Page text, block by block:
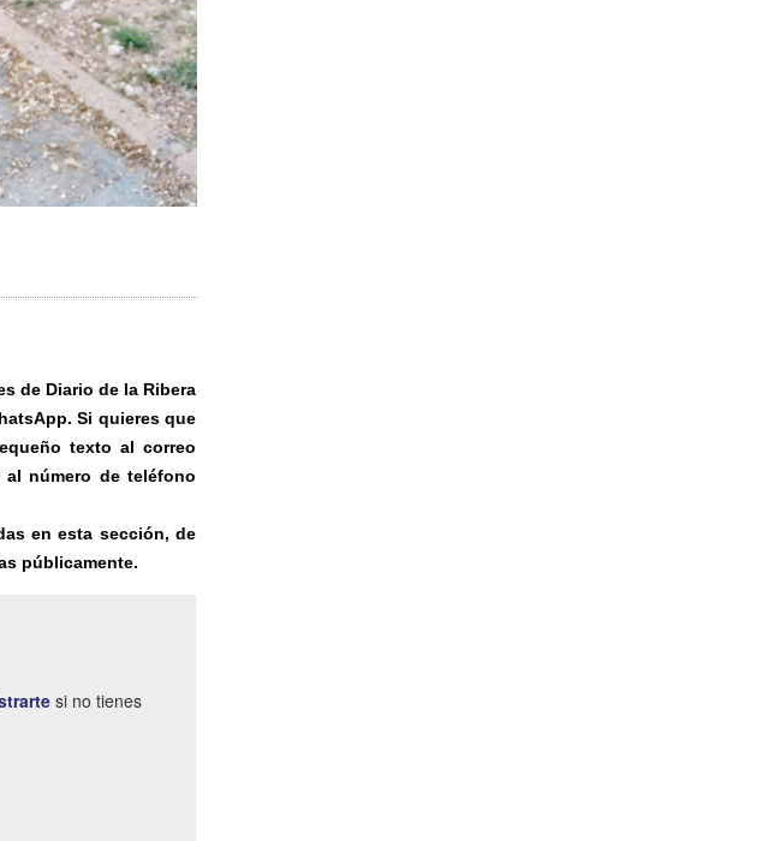
de Diario de la Ribera
Si quieres que
texto al correo
al número de teléfono
en esta sección, de
públicamente.
si no tienes